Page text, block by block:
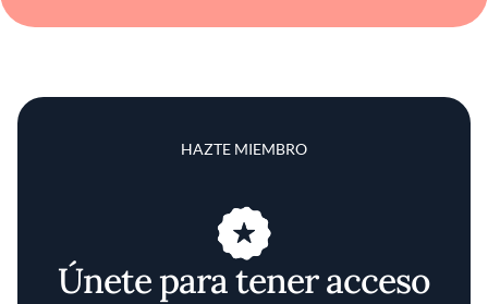
HAZTE MIEMBRO
Únete para tener acceso